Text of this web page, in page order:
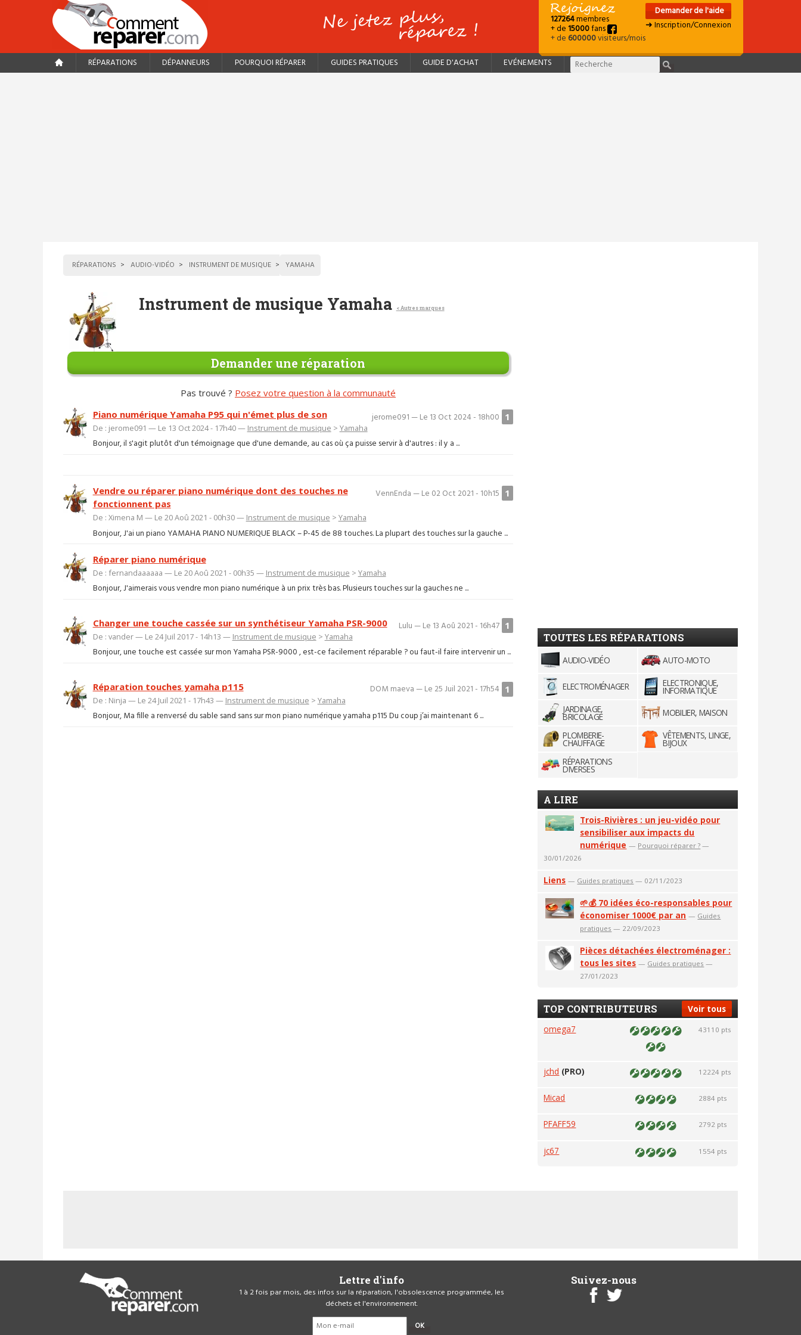
127264membres
+ de15000fans
+ de600000visiteurs/mois
Demander de l'aide
➜ Inscription/Connexion
RÉPARATIONS DÉPANNEURS POURQUOI RÉPARER GUIDES PRATIQUES GUIDE D'ACHAT EVÉNEMENTS
RÉPARATIONS AUDIO-VIDÉO INSTRUMENT DE MUSIQUE YAMAHA
Instrument de musique Yamaha < Autres marques
Demander une réparation
Pas trouvé ? Posez votre question à la communauté
1
jerome091 — Le 13 Oct 2024 - 18h00
Piano numérique Yamaha P95 qui n'émet plus de son
De : jerome091 — Le 13 Oct 2024 - 17h40 — Instrument de musique > Yamaha
Bonjour, il s'agit plutôt d'un témoignage que d'une demande, au cas où ça puisse servir à d'autres : il y a ...
1
VennEnda — Le 02 Oct 2021 - 10h15
Vendre ou réparer piano numérique dont des touches ne
fonctionnent pas
De : Ximena M — Le 20 Aoû 2021 - 00h30 — Instrument de musique > Yamaha
Bonjour, J'ai un piano YAMAHA PIANO NUMERIQUE BLACK – P-45 de 88 touches. La plupart des touches sur la gauche ...
Réparer piano numérique
De : fernandaaaaaa — Le 20 Aoû 2021 - 00h35 — Instrument de musique > Yamaha
Bonjour, J'aimerais vous vendre mon piano numérique à un prix très bas. Plusieurs touches sur la gauches ne ...
1
Lulu — Le 13 Aoû 2021 - 16h47
Changer une touche cassée sur un synthétiseur Yamaha PSR-9000
De : vander — Le 24 Juil 2017 - 14h13 — Instrument de musique > Yamaha
Bonjour, une touche est cassée sur mon Yamaha PSR-9000 , est-ce facilement réparable ? ou faut-il faire intervenir un ...
1
DOM maeva — Le 25 Juil 2021 - 17h54
Réparation touches yamaha p115
De : Ninja — Le 24 Juil 2021 - 17h43 — Instrument de musique > Yamaha
Bonjour, Ma fille a renversé du sable sand sans sur mon piano numérique yamaha p115 Du coup j’ai maintenant 6 ...
TOUTES LES RÉPARATIONS
AUDIO-VIDÉO AUTO-MOTO
ELECTROMÉNAGER ELECTRONIQUE,
INFORMATIQUE
JARDINAGE,
BRICOLAGE
MOBILIER, MAISON
PLOMBERIE-
CHAUFFAGE
VÊTEMENTS, LINGE,
BIJOUX
RÉPARATIONS
DIVERSES
A LIRE
Trois-Rivières : un jeu-vidéo pour
sensibiliser aux impacts du
numérique — Pourquoi réparer ? —
30/01/2026
Liens — Guides pratiques — 02/11/2023
🌱💰 70 idées éco-responsables pour
économiser 1000€ par an — Guides
pratiques — 22/09/2023
Pièces détachées électroménager :
tous les sites — Guides pratiques —
27/01/2023
Voir tous
TOP CONTRIBUTEURS
omega7 43110 pts
jchd (PRO) 12224 pts
Micad 2884 pts
PFAFF59 2792 pts
jc67 1554 pts
Lettre d'info
1 à 2 fois par mois, des infos sur la réparation, l'obsolescence programmée, les
déchets et l'environnement.
OK
Suivez-nous